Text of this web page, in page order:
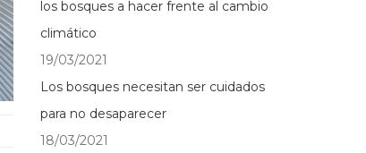
los bosques a hacer frente al cambio
climático
19/03/2021
Los bosques necesitan ser cuidados
para no desaparecer
18/03/2021